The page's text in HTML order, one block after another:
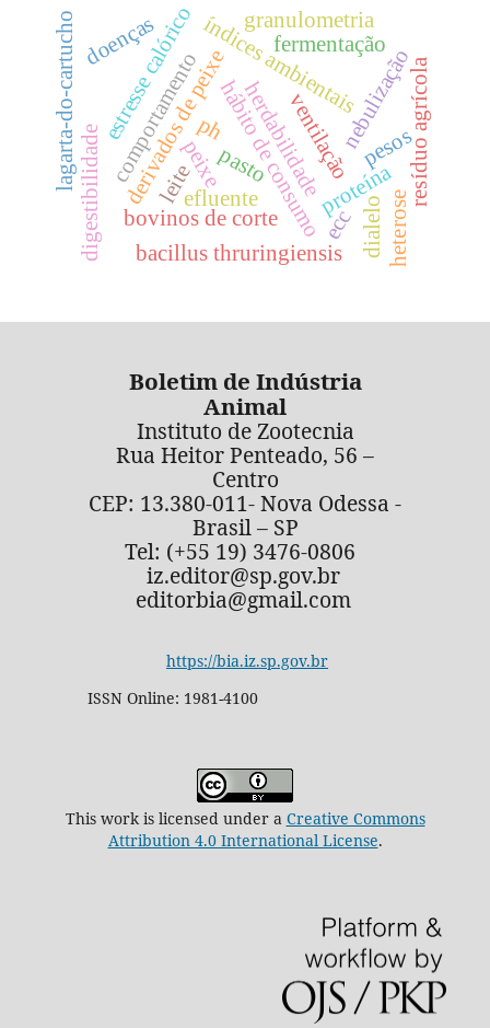
peixe
derivados de peixehábito de consumo
comportamento
estresse calóricoíndices ambientaisnebulização
ventilação
digestibilidade efluente
fermentação
ph
proteínaresíduo agrícola
bacillus thruringiensis
lagarta-do-cartucho granulometria
bovinos de corte
herdabilidade pesos
pasto
doenças
leite
ecc dialelo heterose
Boletim de Indústria
Animal
Instituto de Zootecnia
Rua Heitor Penteado, 56 –
Centro
CEP: 13.380-011- Nova Odessa -
Brasil – SP
Tel: (+55 19) 3476-0806
iz.editor@sp.gov.br
editorbia@gmail.com
https://bia.iz.sp.gov.br
ISSN Online: 1981-4100
This work is licensed under a Creative Commons
Attribution 4.0 International License.